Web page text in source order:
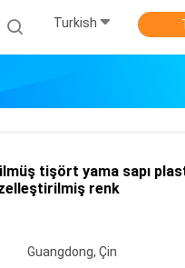
Turkish
tişört yama sapı
renk
Guangdong, Çin